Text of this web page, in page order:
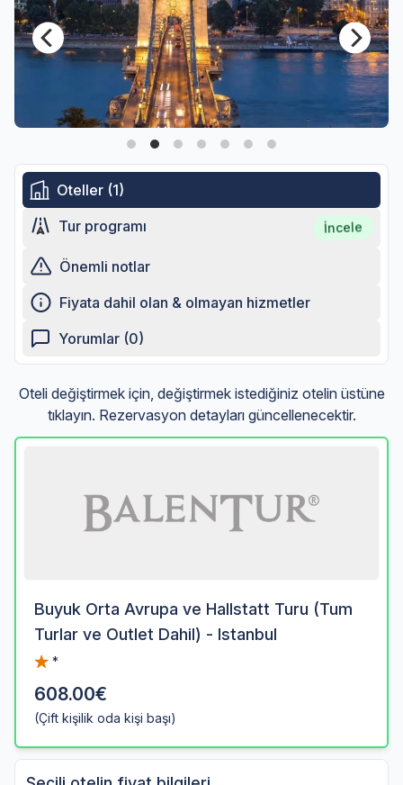
Oteller (1)
Tur programı
İncele
Önemli notlar
Fiyata dahil olan & olmayan hizmetler
Yorumlar (0)
Oteli değiştirmek için, değiştirmek istediğiniz otelin üstüne
tıklayın. Rezervasyon detayları güncellenecektir.
Buyuk Orta Avrupa ve Hallstatt Turu (Tum
Turlar ve Outlet Dahil) - Istanbul
*
608.00€
(Çift kişilik oda kişi başı)